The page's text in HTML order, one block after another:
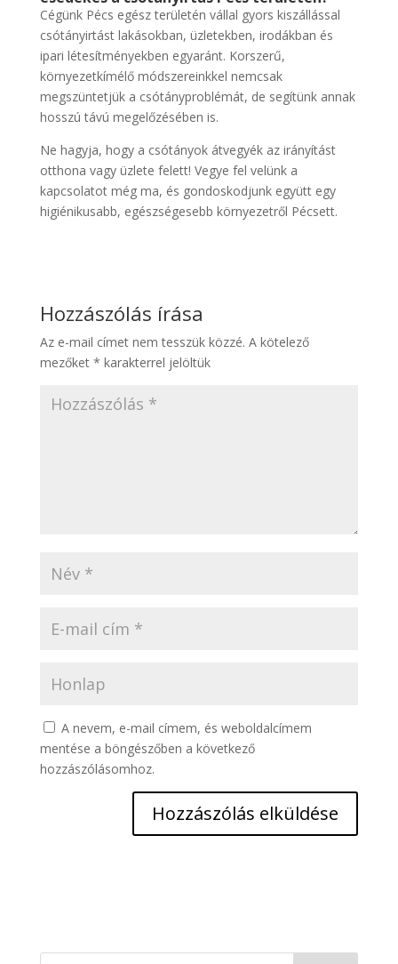
Cégünk Pécs egész területén vállal gyors kiszállással
csótányirtást lakásokban, üzletekben, irodákban és
ipari létesítményekben egyaránt. Korszerű,
környezetkímélő módszereinkkel nemcsak
megszüntetjük a csótányproblémát, de segítünk annak
hosszú távú megelőzésében is.
Ne hagyja, hogy a csótányok átvegyék az irányítást
otthona vagy üzlete felett! Vegye fel velünk a
kapcsolatot még ma, és gondoskodjunk együtt egy
higiénikusabb, egészségesebb környezetről Pécsett.
Hozzászólás írása
Az e-mail címet nem tesszük közzé. A kötelező
mezőket * karakterrel jelöltük
A nevem, e-mail címem, és weboldalcímem
mentése a böngészőben a következő
hozzászólásomhoz.